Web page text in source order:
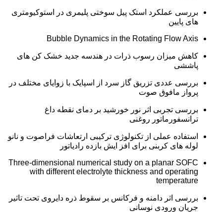
بررسی عملکرد استک پیل سوختی پلیمری در استوکیومتری
های پایین
Bubble Dynamics in the Rotating Flow Axis
کاهش میزان رسوب ذرات در هندسه جدید خشک کن های
پاششی
بررسی عددی تزریق گاز سرد از اسپایک با زوایای مختلف در
پرواز مافوق صوت
بررسی تجربی اثر نور خورشید بر دمای نقطه داغ
ترانسفورماتور روغنی
استفاده عملی از تکنولوژی ترکیبی ارتعاشات فراصوت و نانو
لوله های کربنی برای افز ایش بازده رادیاتور
Three-dimensional numerical study on a planar SOFC
with different electrolyte thickness and operating
temperature
بررسی اثر دامنه و فرکانس بر سقوط ذره دایروی تحت تاثیر
جریان ورودی نوسانی